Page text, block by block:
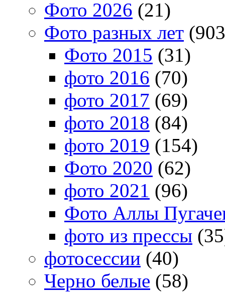
Фото 2026 (21)
Фото разных лет
Фото 2015 (31)
фото 2016 (70)
фото 2017 (69)
фото 2018 (84)
фото 2019 (154)
Фото 2020 (62)
фото 2021 (96)
Фото Аллы
фото из прессы
фотосессии (40)
Черно белые (58)